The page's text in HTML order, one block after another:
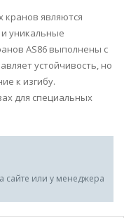
кранов являются
и уникальные
AS86 выполнены с
устойчивость, но
к изгибу.
для специальных
сайте или у менеджера